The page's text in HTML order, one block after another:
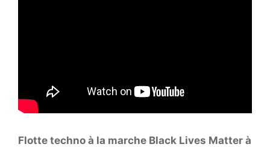
Flotte techno à la marche Black Lives Matter à